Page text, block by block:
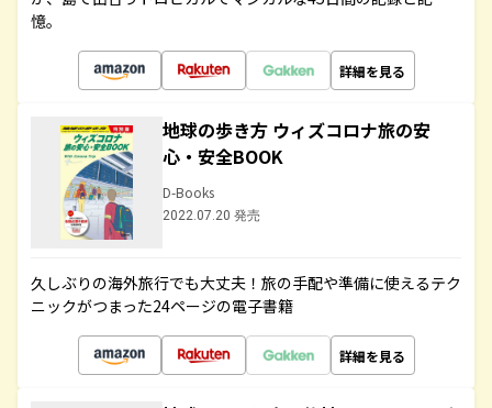
憶。
詳細を見る
地球の歩き方 ウィズコロナ旅の安
心・安全BOOK
D-Books
2022.07.20 発売
久しぶりの海外旅行でも大丈夫！旅の手配や準備に使えるテク
ニックがつまった24ページの電子書籍
詳細を見る